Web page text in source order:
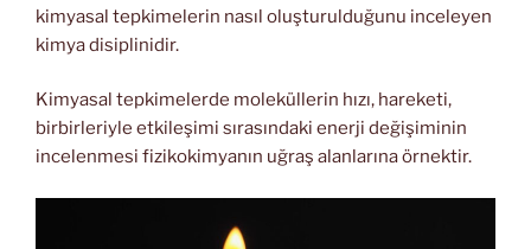
kimyasal tepkimelerin nasıl oluşturulduğunu inceleyen
kimya disiplinidir.
Kimyasal tepkimelerde moleküllerin hızı, hareketi,
birbirleriyle etkileşimi sırasındaki enerji değişiminin
incelenmesi fizikokimyanın uğraş alanlarına örnektir.